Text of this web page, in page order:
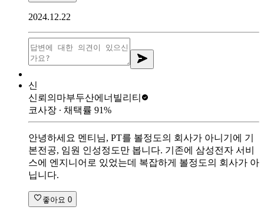
2024.12.22
신
신뢰의마부두산에너빌리티
코사장 ∙ 채택률 91%
안녕하세요 멘티님, PT를 볼정도의 회사가 아니기에 기
본전공, 임원 인성정도만 봅니다. 기존에 삼성전자 서비
스에 엔지니어로 있었는데 복잡하게 볼정도의 회사가 아
닙니다.
좋아요 0